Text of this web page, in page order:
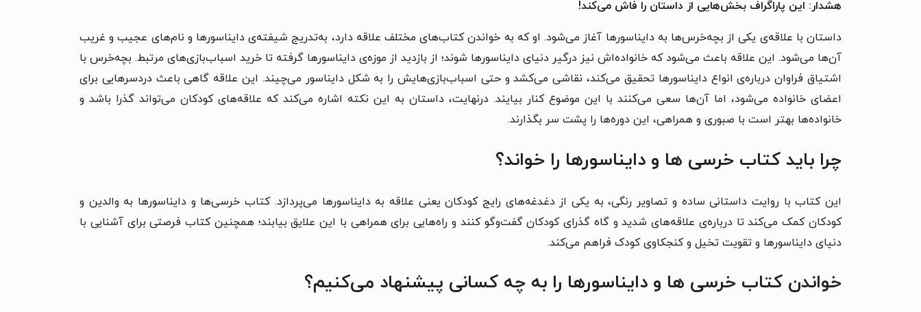
هشدار: این پاراگراف بخش‌هایی از داستان را فاش می‌کند!
داستان با علاقه‌ی یکی از بچه‌خرس‌ها به دایناسورها آغاز می‌شود. او که به خواندن کتاب‌های مختلف علاقه دارد، به‌تدریج شیفته‌ی دایناسورها و نام‌های عجیب و غریب
آن‌ها می‌شود. این علاقه باعث می‌شود که خانواده‌اش نیز درگیر دنیای دایناسورها شوند؛ از بازدید از موزه‌ی دایناسورها گرفته تا خرید اسباب‌بازی‌های مرتبط. بچه‌خرس با
اشتیاق فراوان درباره‌ی انواع دایناسورها تحقیق می‌کند، نقاشی می‌کشد و حتی اسباب‌بازی‌هایش را به شکل دایناسور می‌چیند. این علاقه گاهی باعث دردسرهایی برای
اعضای خانواده می‌شود، اما آن‌ها سعی می‌کنند با این موضوع کنار بیایند. درنهایت، داستان به این نکته اشاره می‌کند که علاقه‌های کودکان می‌تواند گذرا باشد و
خانواده‌ها بهتر است با صبوری و همراهی، این دوره‌ها را پشت سر بگذارند.
چرا باید کتاب خرسی ها و دایناسورها را خواند؟
این کتاب با روایت داستانی ساده و تصاویر رنگی، به یکی از دغدغه‌های رایج کودکان یعنی علاقه به دایناسورها می‌پردازد. کتاب خرسی‌ها و دایناسورها به والدین و
کودکان کمک می‌کند تا درباره‌ی علاقه‌های شدید و گاه گذرای کودکان گفت‌وگو کنند و راه‌هایی برای همراهی با این علایق بیابند؛ همچنین کتاب فرصتی برای آشنایی با
دنیای دایناسورها و تقویت تخیل و کنجکاوی کودک فراهم می‌کند.
خواندن کتاب خرسی ها و دایناسورها را به چه کسانی پیشنهاد می‌کنیم؟